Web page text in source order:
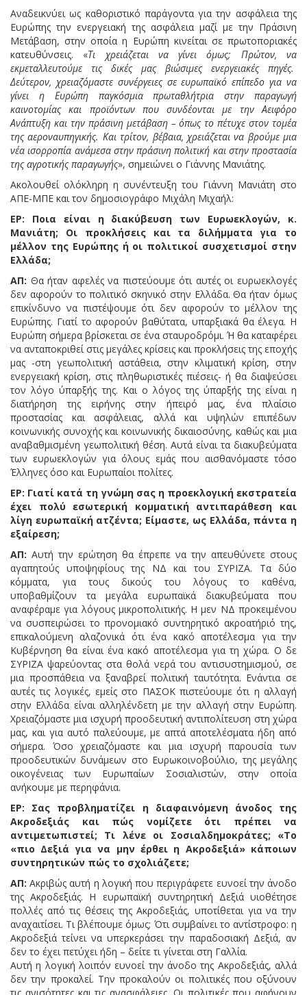
Αναδεικνύει ως καθοριστικό παράγοντα για την ασφάλεια της
Ευρώπης την ενεργειακή της ασφάλεια μαζί με την Πράσινη
Μετάβαση, στην οποία η Ευρώπη κινείται σε πρωτοποριακές
κατευθύνσεις. «Τι χρειάζεται να γίνει όμως; Πρώτον, να
εκμεταλλευτούμε τις δικές μας βιώσιμες ενεργειακές πηγές.
Δεύτερον, χρειαζόμαστε συνέργειες σε ευρωπαϊκό επίπεδο για να
γίνει η Ευρώπη παγκόσμια πρωταθλήτρια στην παραγωγή
καινοτομίας και προϊόντων που συνδέονται με την Αειφόρο
Ανάπτυξη και την πράσινη μετάβαση – όπως το πέτυχε στον τομέα
της αεροναυπηγικής. Και τρίτον, βέβαια, χρειάζεται να βρούμε μια
νέα ισορροπία ανάμεσα στην πράσινη πολιτική και στην προστασία
της αγροτικής παραγωγής», σημειώνει ο Γιάννης Μανιάτης.
Ακολουθεί ολόκληρη η συνέντευξη του Γιάννη Μανιάτη στο
ΑΠΕ-ΜΠΕ και τον δημοσιογράφο Μιχάλη Μιχαήλ:
ΕΡ: Ποια είναι η διακύβευση των Ευρωεκλογών, κ.
Μανιάτη; Οι προκλήσεις και τα διλήμματα για το
μέλλον της Ευρώπης ή οι πολιτικοί συσχετισμοί στην
Ελλάδα;
ΑΠ: Θα ήταν αφελές να πιστεύουμε ότι αυτές οι ευρωεκλογές
δεν αφορούν το πολιτικό σκηνικό στην Ελλάδα. Θα ήταν όμως
επικίνδυνο να πιστέψουμε ότι δεν αφορούν το μέλλον της
Ευρώπης. Γιατί το αφορούν βαθύτατα, υπαρξιακά θα έλεγα. Η
Ευρώπη σήμερα βρίσκεται σε ένα σταυροδρόμι. Ή θα καταφέρει
να ανταποκριθεί στις μεγάλες κρίσεις και προκλήσεις της εποχής
μας -στη γεωπολιτική αστάθεια, στην κλιματική κρίση, στην
ενεργειακή κρίση, στις πληθωριστικές πιέσεις- ή θα διαψεύσει
τον λόγο ύπαρξής της. Και ο λόγος της ύπαρξής της είναι η
διατήρηση της ειρήνης στην ήπειρό μας, ένα πλαίσιο
προστασίας και ασφάλειας, αλλά και υψηλών επιπέδων
κοινωνικής συνοχής και κοινωνικής δικαιοσύνης, καθώς και μια
αναβαθμισμένη γεωπολιτική θέση. Αυτά είναι τα διακυβεύματα
των ευρωεκλογών για όλους εμάς που αισθανόμαστε τόσο
Έλληνες όσο και Ευρωπαίοι πολίτες.
ΕΡ: Γιατί κατά τη γνώμη σας η προεκλογική εκστρατεία
έχει πολύ εσωτερική κομματική αντιπαράθεση και
λίγη ευρωπαϊκή ατζέντα; Είμαστε, ως Ελλάδα, πάντα η
εξαίρεση;
ΑΠ: Αυτή την ερώτηση θα έπρεπε να την απευθύνετε στους
αγαπητούς υποψηφίους της ΝΔ και του ΣΥΡΙΖΑ. Τα δύο
κόμματα, για τους δικούς του λόγους το καθένα,
υποβαθμίζουν τα μεγάλα ευρωπαϊκά διακυβεύματα που
αναφέραμε για λόγους μικροπολιτικής. Η μεν ΝΔ προκειμένου
να συσπειρώσει το προνομιακό συντηρητικό ακροατήριό της,
επικαλούμενη αλαζονικά ότι ένα κακό αποτέλεσμα για την
Κυβέρνηση θα είναι ένα κακό αποτέλεσμα για τη χώρα. Ο δε
ΣΥΡΙΖΑ ψαρεύοντας στα θολά νερά του αντισυστημισμού, σε
μια προσπάθεια να ξαναβρεί πολιτική ταυτότητα. Ενάντια σε
αυτές τις λογικές, εμείς στο ΠΑΣΟΚ πιστεύουμε ότι η αλλαγή
στην Ελλάδα είναι αλληλένδετη με την αλλαγή στην Ευρώπη.
Χρειαζόμαστε μια ισχυρή προοδευτική αντιπολίτευση στη χώρα
μας, και για αυτό παλεύουμε, με απτά αποτελέσματα ήδη από
σήμερα. Όσο χρειαζόμαστε και μια ισχυρή παρουσία των
προοδευτικών δυνάμεων στο Ευρωκοινοβούλιο, της μεγάλης
οικογένειας των Ευρωπαίων Σοσιαλιστών, στην οποία
ανήκουμε με περηφάνια.
ΕΡ: Σας προβληματίζει η διαφαινόμενη άνοδος της
Ακροδεξιάς και πώς νομίζετε ότι πρέπει να
αντιμετωπιστεί; Τι λένε οι Σοσιαλδημοκράτες; «Το
«πιο Δεξιά για να μην έρθει η Ακροδεξιά» κάποιων
συντηρητικών πώς το σχολιάζετε;
ΑΠ:Ακριβώς αυτή η λογική που περιγράφετε ευνοεί την άνοδο
της Ακροδεξιάς. Η ευρωπαϊκή συντηρητική Δεξιά υιοθέτησε
πολλές από τις θέσεις της Ακροδεξιάς, υποτίθεται για να την
αναχαιτίσει. Τι βλέπουμε όμως; Ότι συμβαίνει το αντίστροφο: η
Ακροδεξιά τείνει να υπερκεράσει την παραδοσιακή Δεξιά, αν
δεν το έχει πετύχει ήδη – δείτε τι γίνεται στη Γαλλία.
Αυτή η λογική λοιπόν ευνοεί την άνοδο της Ακροδεξιάς, αλλά
δεν την προκαλεί. Την προκαλούν οι πολιτικές που οξύνουν